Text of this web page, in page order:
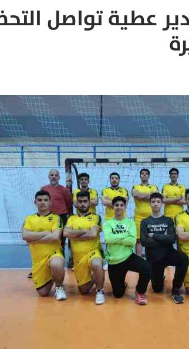
عطية تواصل